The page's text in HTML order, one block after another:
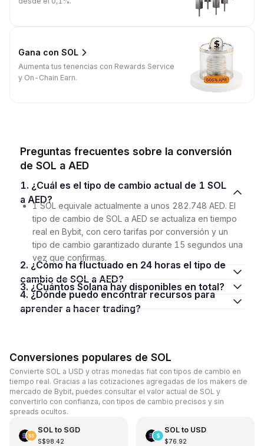
Gana con SOL
Aumenta tus tenencias con Rewards Service
y On-Chain Earn.
Preguntas frecuentes sobre la conversión
de SOL a AED
1. ¿Cuál es el tipo de cambio actual de 1 SOL
a AED?
1 SOL equivale actualmente a unos 282.748 AED. El
tipo de cambio de SOL a AED se actualiza en tiempo
real en Bybit, con cero tarifas por conversión y un
tipo de cambio garantizado durante 15 segundos una
vez que confirmas.
2. ¿Cómo ha fluctuado en 24 horas el tipo de
cambio de SOL a AED?
3. ¿Cuántos Solana hay disponibles en total?
4. ¿Dónde puedo encontrar recursos para
aprender a hacer trading?
Conversiones populares de SOL
Convierte SOL a USD y otras monedas fiat con tipos de cambio en
tiempo real. Gracias a las cotizaciones agregadas de los makers de
mercado de Bybit, puedes consultar el valor actual de SOL y
convertirlo con confianza, con tipos de cambio precisos y sin
spreads ocultos.
SOLto SGD
S$98.42
SOLto USD
$76.92